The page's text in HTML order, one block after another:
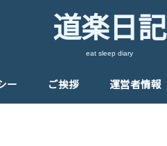
道楽日記
eat sleep diary
ー ご挨拶 運営者情報